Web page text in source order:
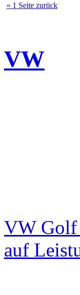
« 1 Seite zurück
VW
VW Golf
auf